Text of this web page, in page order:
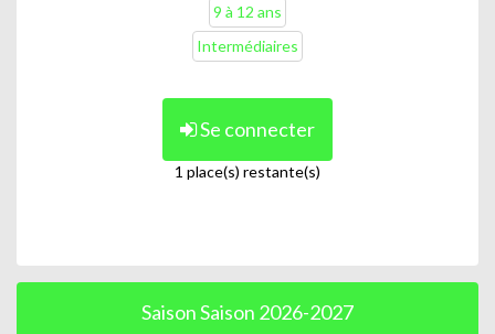
9 à 12 ans
Intermédiaires
Se connecter
1 place(s) restante(s)
Saison Saison 2026-2027